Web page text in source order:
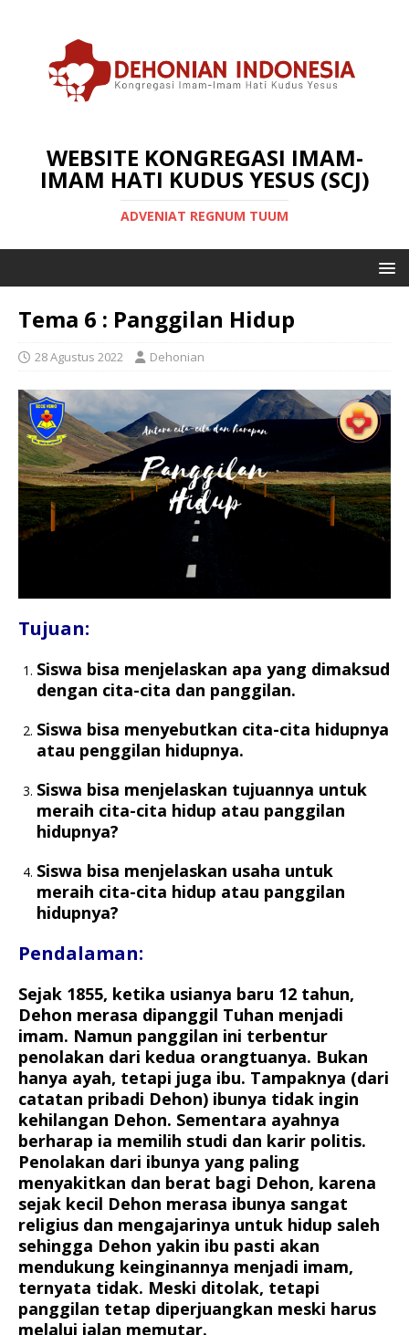
WEBSITE KONGREGASI IMAM-
IMAM HATI KUDUS YESUS (SCJ)
ADVENIAT REGNUM TUUM
Tema 6 : Panggilan Hidup
28 Agustus 2022 Dehonian
Tujuan:
Siswa bisa menjelaskan apa yang dimaksud
dengan cita-cita dan panggilan.
Siswa bisa menyebutkan cita-cita hidupnya
atau penggilan hidupnya.
Siswa bisa menjelaskan tujuannya untuk
meraih cita-cita hidup atau panggilan
hidupnya?
Siswa bisa menjelaskan usaha untuk
meraih cita-cita hidup atau panggilan
hidupnya?
Pendalaman:
Sejak 1855, ketika usianya baru 12 tahun,
Dehon merasa dipanggil Tuhan menjadi
imam. Namun panggilan ini terbentur
penolakan dari kedua orangtuanya. Bukan
hanya ayah, tetapi juga ibu. Tampaknya (dari
catatan pribadi Dehon) ibunya tidak ingin
kehilangan Dehon. Sementara ayahnya
berharap ia memilih studi dan karir politis.
Penolakan dari ibunya yang paling
menyakitkan dan berat bagi Dehon, karena
sejak kecil Dehon merasa ibunya sangat
religius dan mengajarinya untuk hidup saleh
sehingga Dehon yakin ibu pasti akan
mendukung keinginannya menjadi imam,
ternyata tidak. Meski ditolak, tetapi
panggilan tetap diperjuangkan meski harus
melalui jalan memutar.